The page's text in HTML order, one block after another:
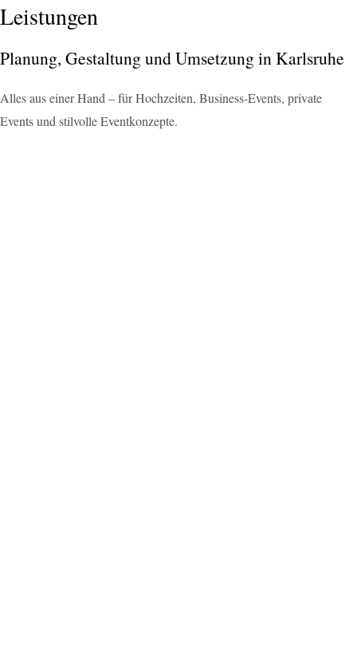
Leistungen
Planung, Gestaltung und Umsetzung in Karlsruhe
Alles aus einer Hand – für Hochzeiten, Business-Events, private
Events und stilvolle Eventkonzepte.